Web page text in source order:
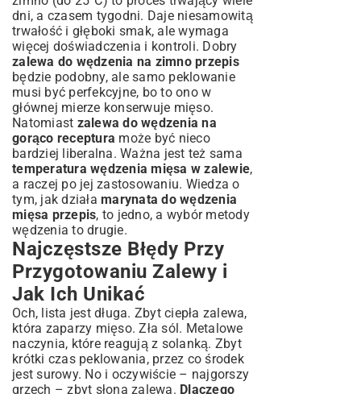
dni, a czasem tygodni. Daje niesamowitą
trwałość i głęboki smak, ale wymaga
więcej doświadczenia i kontroli. Dobry
zalewa do wędzenia na zimno przepis
będzie podobny, ale samo peklowanie
musi być perfekcyjne, bo to ono w
głównej mierze konserwuje mięso.
Natomiast zalewa do wędzenia na
gorąco receptura może być nieco
bardziej liberalna. Ważna jest też sama
temperatura wędzenia mięsa w zalewie,
a raczej po jej zastosowaniu. Wiedza o
tym, jak działa marynata do wędzenia
mięsa przepis, to jedno, a wybór metody
wędzenia to drugie.
Najczęstsze Błędy Przy
Przygotowaniu Zalewy i
Jak Ich Unikać
Och, lista jest długa. Zbyt ciepła zalewa,
która zaparzy mięso. Zła sól. Metalowe
naczynia, które reagują z solanką. Zbyt
krótki czas peklowania, przez co środek
jest surowy. No i oczywiście – najgorszy
grzech – zbyt słona zalewa. Dlaczego